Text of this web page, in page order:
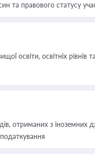
та правового статусу
освіти, освітніх рівнів та
отриманих з іноземних